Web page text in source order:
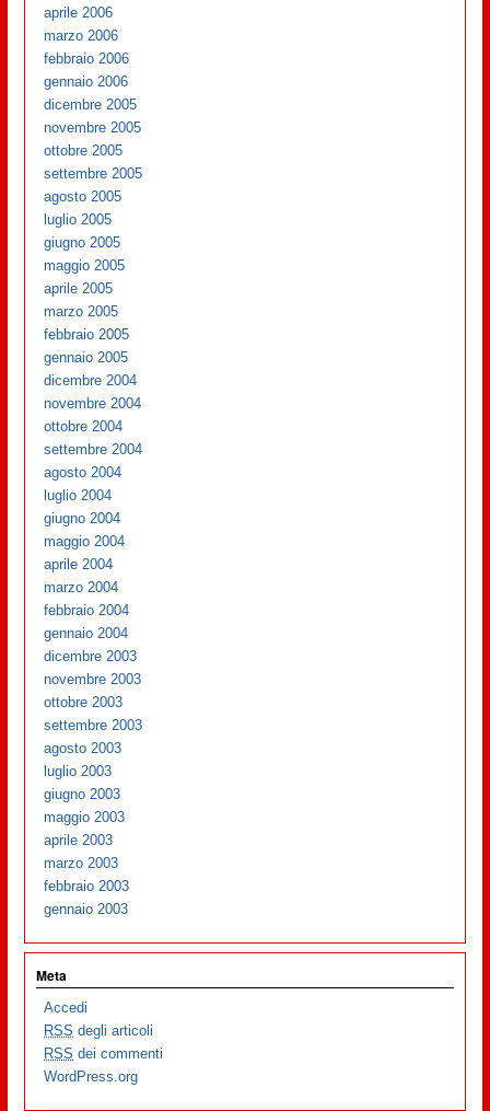
aprile 2006
marzo 2006
febbraio 2006
gennaio 2006
dicembre 2005
novembre 2005
ottobre 2005
settembre 2005
agosto 2005
luglio 2005
giugno 2005
maggio 2005
aprile 2005
marzo 2005
febbraio 2005
gennaio 2005
dicembre 2004
novembre 2004
ottobre 2004
settembre 2004
agosto 2004
luglio 2004
giugno 2004
maggio 2004
aprile 2004
marzo 2004
febbraio 2004
gennaio 2004
dicembre 2003
novembre 2003
ottobre 2003
settembre 2003
agosto 2003
luglio 2003
giugno 2003
maggio 2003
aprile 2003
marzo 2003
febbraio 2003
gennaio 2003
Meta
Accedi
RSS degli articoli
RSS dei commenti
WordPress.org